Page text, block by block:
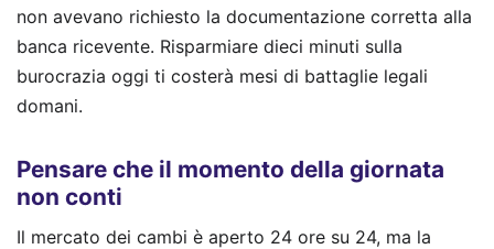
non avevano richiesto la documentazione corretta alla
banca ricevente. Risparmiare dieci minuti sulla
burocrazia oggi ti costerà mesi di battaglie legali
domani.
Pensare che il momento della giornata
non conti
Il mercato dei cambi è aperto 24 ore su 24, ma la